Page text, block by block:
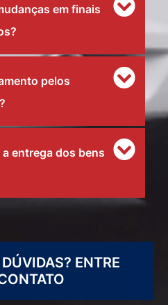
em finais
pelos
entrega dos bens
ENTRE